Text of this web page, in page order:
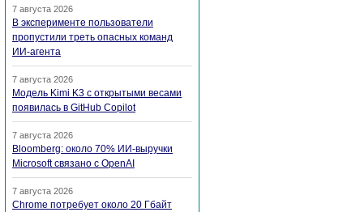
7 августа 2026
В эксперименте пользователи
пропустили треть опасных команд
ИИ-агента
7 августа 2026
Модель Kimi K3 с открытыми весами
появилась в GitHub Copilot
7 августа 2026
Bloomberg: около 70% ИИ-выручки
Microsoft связано с OpenAI
7 августа 2026
Chrome потребует около 20 Гбайт